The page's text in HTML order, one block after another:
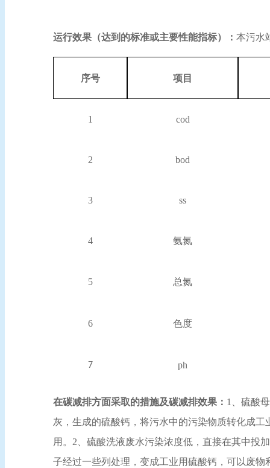
运行效果 （达到的标准或主要性能指标）： 本污水
序号 项目
1 cod
2 bod
3 ss
4 氨氮
5 总氮
6 色度
7 ph
在碳减排方面采取的措施及碳减排效果： 1、硫酸
灰，生成的硫酸钙，将污水中的污染物质转化成
用。 2、硫酸洗液废水污染浓度低，直接在其中投
子经过一些列处理，变成工业用硫酸钙，可以废物